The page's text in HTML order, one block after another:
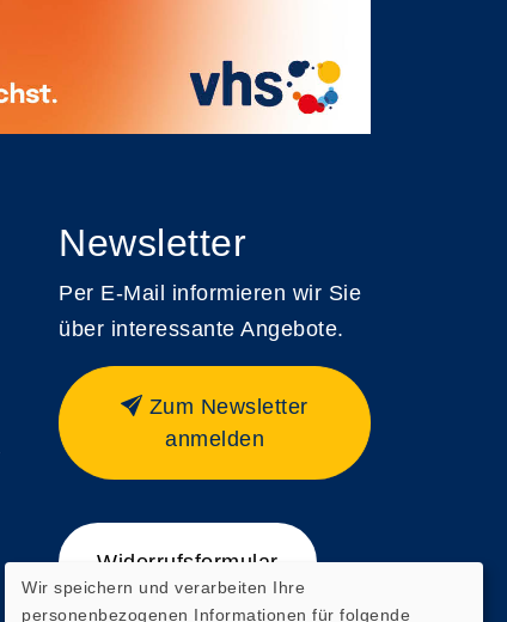
Newsletter
Per E-Mail informieren wir Sie
über interessante Angebote.
Zum Newsletter
anmelden
Widerrufsformular
Wir speichern und verarbeiten Ihre
personenbezogenen Informationen für folgende